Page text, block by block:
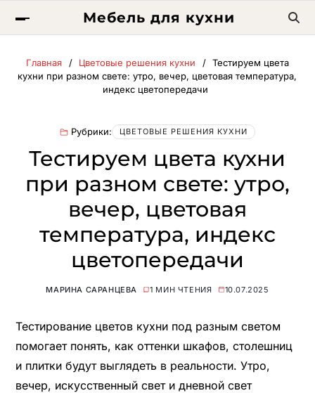
Мебель для кухни
Главная Цветовые решения кухни
Тестируем цвета
кухни при разном свете: утро, вечер, цветовая температура,
индекс цветопередачи
Рубрики: ЦВЕТОВЫЕ РЕШЕНИЯ КУХНИ
Тестируем цвета кухни
при разном свете: утро,
вечер, цветовая
температура, индекс
цветопередачи
МАРИНА САРАНЦЕВА 1 МИН ЧТЕНИЯ 10.07.2025
Тестирование цветов кухни под разным светом
помогает понять, как оттенки шкафов, столешниц
и плитки будут выглядеть в реальности. Утро,
вечер, искусственный свет и дневной свет